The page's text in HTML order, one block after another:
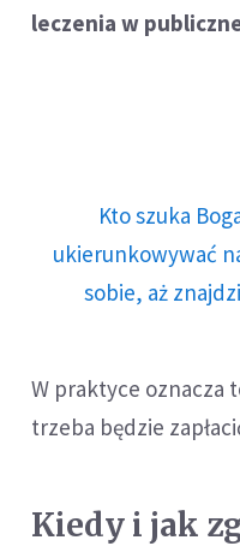
leczenia w
Kto szuka
ukierunkowywać
sobie, aż
W praktyce oznacza
trzeba będzie
Kiedy i jak